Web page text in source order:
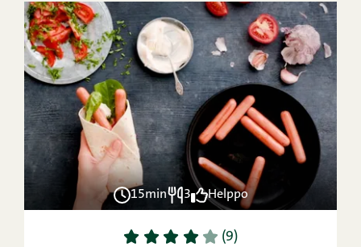
15min 3 Helppo
1 2 3 4 5 (9)